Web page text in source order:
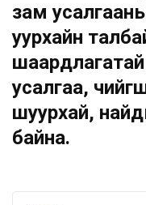
зам
уурхайн
усалгаа,
шуурхай,
байна.